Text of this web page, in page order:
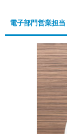
電子部門営業担当